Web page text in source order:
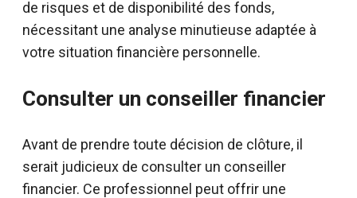
de risques et de disponibilité des fonds,
nécessitant une analyse minutieuse adaptée à
votre situation financière personnelle.
Consulter un conseiller financier
Avant de prendre toute décision de clôture, il
serait judicieux de consulter un conseiller
financier. Ce professionnel peut offrir une